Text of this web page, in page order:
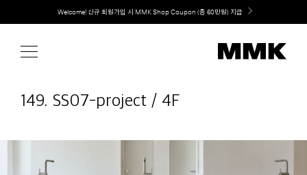
content
취향대로 완성하는 커스텀 아일랜드 키친, MMK The Island 출시
149. SS07-project / 4F